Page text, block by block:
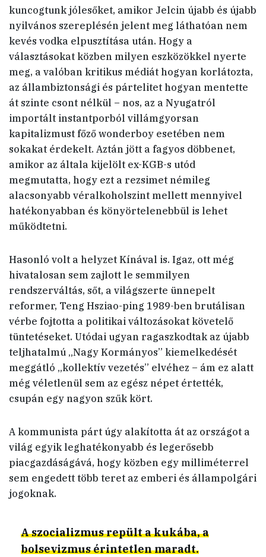
kuncogtunk jólesőket, amikor Jelcin újabb és újabb
nyilvános szereplésén jelent meg láthatóan nem
kevés vodka elpusztítása után. Hogy a
választásokat közben milyen eszközökkel nyerte
meg, a valóban kritikus médiát hogyan korlátozta,
az állambiztonsági és pártelitet hogyan mentette
át szinte csont nélkül – nos, az a Nyugatról
importált instantporból villámgyorsan
kapitalizmust főző wonderboy esetében nem
sokakat érdekelt. Aztán jött a fagyos döbbenet,
amikor az általa kijelölt ex-KGB-s utód
megmutatta, hogy ezt a rezsimet némileg
alacsonyabb véralkoholszint mellett mennyivel
hatékonyabban és könyörtelenebbül is lehet
működtetni.
Hasonló volt a helyzet Kínával is. Igaz, ott még
hivatalosan sem zajlott le semmilyen
rendszerváltás, sőt, a világszerte ünnepelt
reformer, Teng Hsziao-ping 1989-ben brutálisan
vérbe fojtotta a politikai változásokat követelő
tüntetéseket. Utódai ugyan ragaszkodtak az újabb
teljhatalmú „Nagy Kormányos” kiemelkedését
meggátló „kollektív vezetés” elvéhez – ám ez alatt
még véletlenül sem az egész népet értették,
csupán egy nagyon szűk kört.
A kommunista párt úgy alakította át az országot a
világ egyik leghatékonyabb és legerősebb
piacgazdáságává, hogy közben egy milliméterrel
sem engedett több teret az emberi és állampolgári
jogoknak.
A szocializmus repült a kukába, a
bolsevizmus érintetlen maradt.